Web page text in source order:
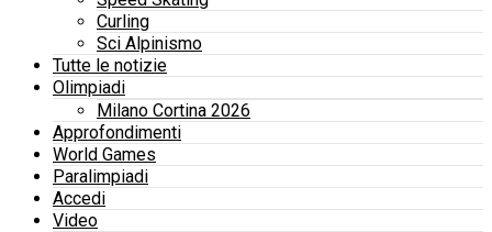
Curling
Sci Alpinismo
Tutte le notizie
Olimpiadi
Milano Cortina 2026
Approfondimenti
World Games
Paralimpiadi
Accedi
Video